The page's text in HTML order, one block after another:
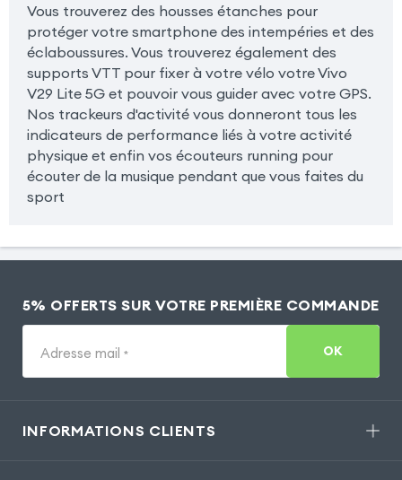
Vous trouverez des housses étanches pour
protéger votre smartphone des intempéries et des
éclaboussures. Vous trouverez également des
supports VTT pour fixer à votre vélo votre Vivo
V29 Lite 5G et pouvoir vous guider avec votre GPS.
Nos trackeurs d'activité vous donneront tous les
indicateurs de performance liés à votre activité
physique et enfin vos écouteurs running pour
écouter de la musique pendant que vous faites du
sport
5% OFFERTS SUR VOTRE PREMIÈRE COMMANDE
Adresse mail * OK
INFORMATIONS CLIENTS